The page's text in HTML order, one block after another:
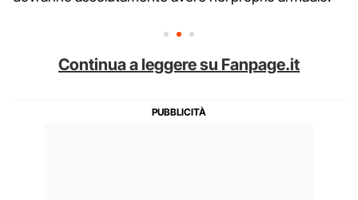
Continua a leggere su Fanpage.it